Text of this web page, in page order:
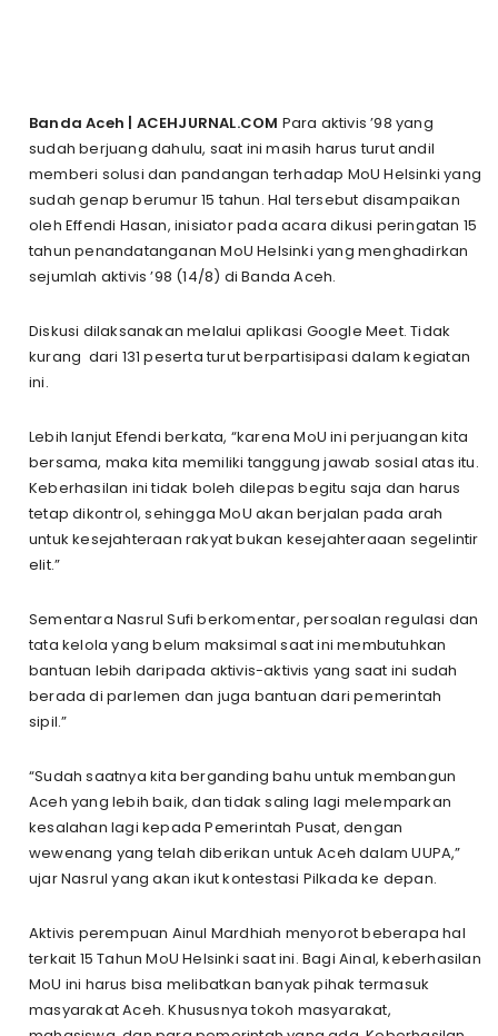
Banda Aceh | ACEHJURNAL.COM Para aktivis ’98 yang
sudah berjuang dahulu, saat ini masih harus turut andil
memberi solusi dan pandangan terhadap MoU Helsinki yang
sudah genap berumur 15 tahun. Hal tersebut disampaikan
oleh Effendi Hasan, inisiator pada acara dikusi peringatan 15
tahun penandatanganan MoU Helsinki yang menghadirkan
sejumlah aktivis ’98 (14/8) di Banda Aceh.
Diskusi dilaksanakan melalui aplikasi Google Meet. Tidak
kurang dari 131 peserta turut berpartisipasi dalam kegiatan
ini.
Lebih lanjut Efendi berkata, “karena MoU ini perjuangan kita
bersama, maka kita memiliki tanggung jawab sosial atas itu.
Keberhasilan ini tidak boleh dilepas begitu saja dan harus
tetap dikontrol, sehingga MoU akan berjalan pada arah
untuk kesejahteraan rakyat bukan kesejahteraaan segelintir
elit.”
Sementara Nasrul Sufi berkomentar, persoalan regulasi dan
tata kelola yang belum maksimal saat ini membutuhkan
bantuan lebih daripada aktivis-aktivis yang saat ini sudah
berada di parlemen dan juga bantuan dari pemerintah
sipil.”
“Sudah saatnya kita berganding bahu untuk membangun
Aceh yang lebih baik, dan tidak saling lagi melemparkan
kesalahan lagi kepada Pemerintah Pusat, dengan
wewenang yang telah diberikan untuk Aceh dalam UUPA,”
ujar Nasrul yang akan ikut kontestasi Pilkada ke depan.
Aktivis perempuan Ainul Mardhiah menyorot beberapa hal
terkait 15 Tahun MoU Helsinki saat ini. Bagi Ainal, keberhasilan
MoU ini harus bisa melibatkan banyak pihak termasuk
masyarakat Aceh. Khususnya tokoh masyarakat,